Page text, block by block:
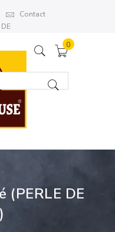
Contact
DE
(PERLE DE